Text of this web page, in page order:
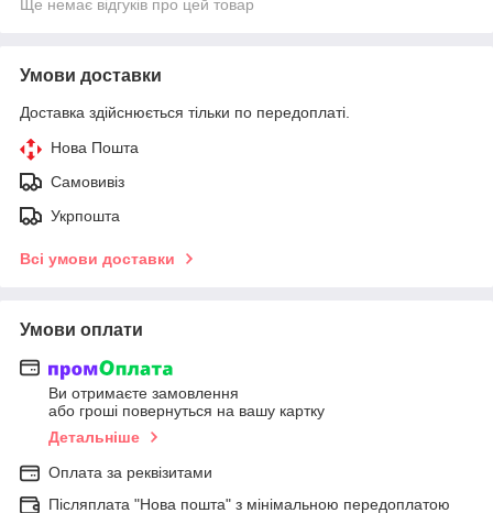
Ще немає відгуків про цей товар
Умови доставки
Доставка здійснюється тільки по передоплаті.
Нова Пошта
Самовивіз
Укрпошта
Всі умови доставки
Умови оплати
Ви отримаєте замовлення
або гроші повернуться на вашу картку
Детальніше
Оплата за реквізитами
Післяплата "Нова пошта" з мінімальною передоплатою